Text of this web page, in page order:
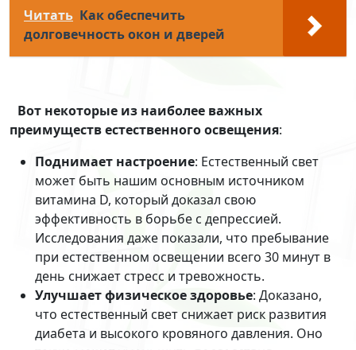
Читать Как обеспечить
долговечность окон и дверей
Вот некоторые из наиболее важных
преимуществ естественного освещения:
Поднимает настроение: Естественный свет
может быть нашим основным источником
витамина D, который доказал свою
эффективность в борьбе с депрессией.
Исследования даже показали, что пребывание
при естественном освещении всего 30 минут в
день снижает стресс и тревожность.
Улучшает физическое здоровье: Доказано,
что естественный свет снижает риск развития
диабета и высокого кровяного давления. Оно